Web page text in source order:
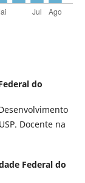
do
Docente na
Federal do